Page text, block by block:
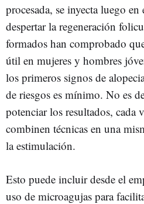
procesada, se inyecta luego
despertar la regeneración
formados han comprobado
útil en mujeres y hombres
los primeros signos de
de riesgos es mínimo. No es
potenciar los resultados, cada
combinen técnicas en una
la estimulación.
Esto puede incluir desde el
uso de microagujas para